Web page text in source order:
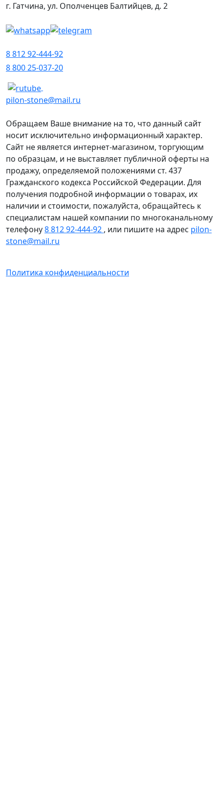
г. Гатчина, ул. Ополченцев Балтийцев, д. 2
8 812 92-444-92
8 800 25-037-20
pilon-stone@mail.ru
Обращаем Ваше внимание на то, что данный сайт
носит исключительно информационный характер.
Сайт не является интернет-магазином, торгующим
по образцам, и не выставляет публичной оферты на
продажу, определяемой положениями ст. 437
Гражданского кодекса Российской Федерации. Для
получения подробной информации о товарах, их
наличии и стоимости, пожалуйста, обращайтесь к
специалистам нашей компании по многоканальному
телефону8 812 92-444-92 , или пишите на адрес pilon-
stone@mail.ru
Политика конфиденциальности